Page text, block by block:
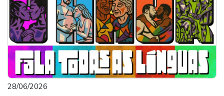
28/06/2026